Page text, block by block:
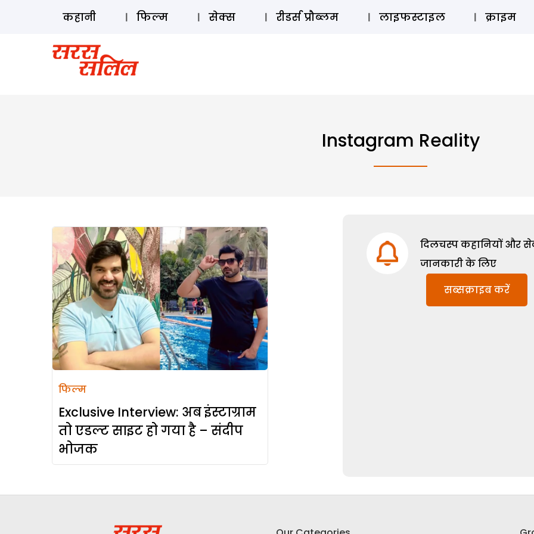
ऑडियो
कहानी फिल्म सेक्स रीडर्स प्रौब्लम लाइफस्टाइल क्राइम
Instagram Reality
फिल्म
Exclusive Interview: अब इंस्टाग्राम
तो एडल्ट साइट हो गया है – संदीप
भोजक
दिलचस्प कहानियों और
जानकारी के लिए
सब्सक्राइब करें